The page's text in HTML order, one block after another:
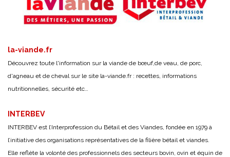
la-viande.fr
Découvrez toute l'information sur la viande de bœuf,de veau, de porc,
d'agneau et de cheval sur le site la-viande.fr: recettes, informations
nutritionnelles, sécurité etc…
INTERBEV
INTERBEV est l’Interprofession du Bétail et des Viandes, fondée en 1979 à
l’initiative des organisations représentatives de la filière bétail et viandes.
Elle reflète la volonté des professionnels des secteurs bovin, ovin et équin de